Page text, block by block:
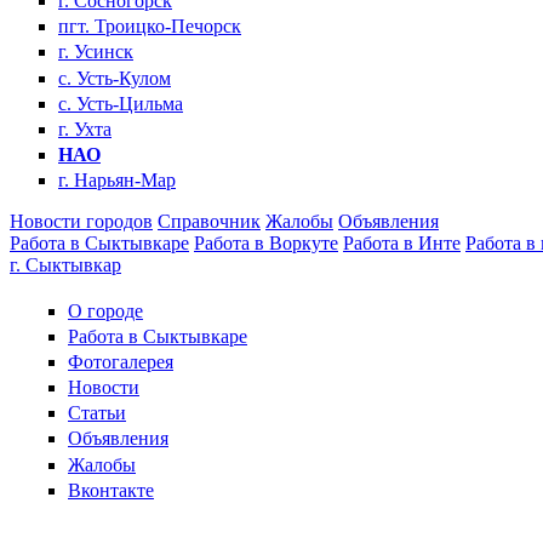
пгт. Троицко-Печорск
г. Усинск
с. Усть-Кулом
с. Усть-Цильма
г. Ухта
НАО
г. Нарьян-Мар
Новости городов Справочник Жалобы Объявления
Работа в Сыктывкаре Работа в Воркуте Работа в Инте Работа в
г. Сыктывкар
О городе
Работа в Сыктывкаре
Фотогалерея
Новости
Статьи
Объявления
Жалобы
Вконтакте